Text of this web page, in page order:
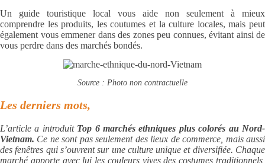
Un guide touristique local vous aide non seulement à mieux
comprendre les produits, les coutumes et la culture locales, mais peut
également vous emmener dans des zones peu connues, évitant ainsi de
vous perdre dans des marchés bondés.
Source : Photo non contractuelle
Les derniers mots,
L’article a introduit Top 6 marchés ethniques plus colorés au Nord-
Vietnam. Ce ne sont pas seulement des lieux de commerce, mais aussi
des fenêtres qui s’ouvrent sur une culture unique et diversifiée. Chaque
marché apporte avec lui les couleurs vives des costumes traditionnels,